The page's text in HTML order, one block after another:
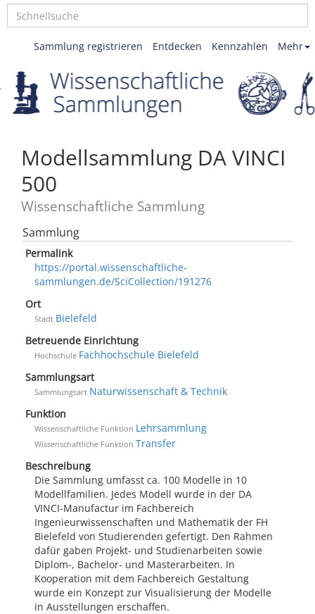
Mehr
Kennzahlen
Entdecken
Sammlung registrieren
Modellsammlung DA VINCI
500
Wissenschaftliche Sammlung
Sammlung
Permalink
https://portal.wissenschaftliche-
sammlungen.de/SciCollection/191276
Ort
Stadt Bielefeld
Betreuende Einrichtung
Hochschule Fachhochschule Bielefeld
Sammlungsart
Sammlungsart Naturwissenschaft & Technik
Funktion
Wissenschaftliche Funktion Lehrsammlung
Wissenschaftliche Funktion Transfer
Beschreibung
Die Sammlung umfasst ca. 100 Modelle in 10
Modellfamilien. Jedes Modell wurde in der DA
VINCI-Manufactur im Fachbereich
Ingenieurwissenschaften und Mathematik der FH
Bielefeld von Studierenden gefertigt. Den Rahmen
dafür gaben Projekt- und Studienarbeiten sowie
Diplom-, Bachelor- und Masterarbeiten. In
Kooperation mit dem Fachbereich Gestaltung
wurde ein Konzept zur Visualisierung der Modelle
in Ausstellungen erschaffen.